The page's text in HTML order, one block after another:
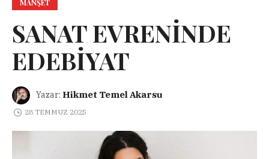
MANŞET
SANAT EVRENİNDE
EDEBİYAT
Yazar: Hikmet Temel Akarsu
28 TEMMUZ 2025